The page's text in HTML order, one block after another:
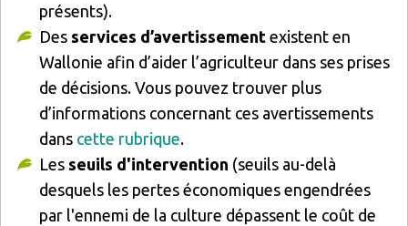
présents).
Des services d’avertissement existent en
Wallonie afin d’aider l’agriculteur dans ses prises
de décisions. Vous pouvez trouver plus
d’informations concernant ces avertissements
dans cette rubrique.
Les seuils d'intervention (seuils au-delà
desquels les pertes économiques engendrées
par l'ennemi de la culture dépassent le coût de